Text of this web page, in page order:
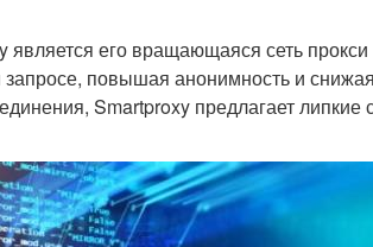
его вращающаяся сеть прокси
повышая анонимность и
Smartproxy предлагает